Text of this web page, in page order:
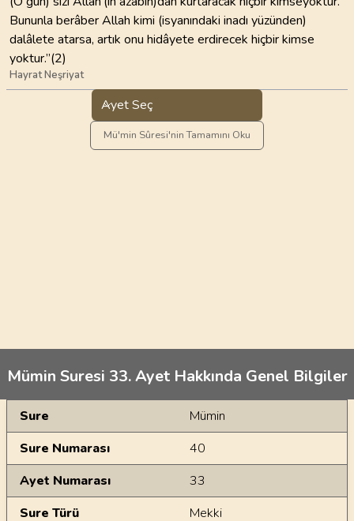
Bununla berâber Allah kimi (isyanındaki inadı yüzünden)
dalâlete atarsa, artık onu hidâyete erdirecek hiçbir kimse
yoktur.”(2)
Hayrat Neşriyat
Ayet Seç
Mü'min Sûresi'nin Tamamını Oku
Mümin Suresi 33. Ayet Hakkında Genel Bilgiler
Genel Bilgiler
Sure
Mümin
Sure Numarası
40
Ayet Numarası
33
Sure Türü
Mekki